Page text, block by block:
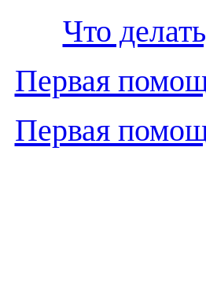
Что
Первая
Первая